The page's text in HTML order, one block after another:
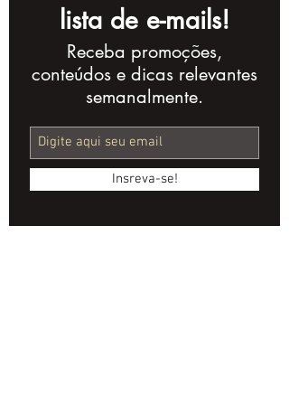
Séries Brasileiras:
Estratégias de
Streaming
lista de e-mails!
Receba promoções,
conteúdos e dicas relevantes
semanalmente.
Insreva-se!